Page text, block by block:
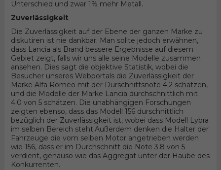
Unterschied und zwar 1% mehr Metall.
Zuverlässigkeit
Die Zuverlässigkeit auf der Ebene der ganzen Marke zu
diskutiren ist nie dankbar. Man sollte jedoch erwähnen,
dass Lancia als Brand bessere Ergebnisse auf diesem
Gebiet zeigt, falls wir uns alle seine Modelle zusammen
ansehen. Dies sagt die objektive Statistik, wobei die
Besucher unseres Webportals die Zuverlässigkeit der
Marke Alfa Romeo mit der Durschnittsnote 4.2 schätzen,
und die Modelle der Marke Lancia durchschnittlich mit
4.0 von 5 schätzen. Die unabhängigen Forschungen
zeigten ebenso, dass das Modell 156 durschnittlich
bezüglich der Zuverlässigkeit ist, wobei dass Modell Lybra
im selben Bereich steht.Außerdem denken die Halter der
Fahrzeuge die vom selben Motor angetrieben werden
wie 156, dass er im Durchschnitt die Note 3.8 von 5
verdient, genauso wie das Aggregat unter der Haube des
Konkurrenten.